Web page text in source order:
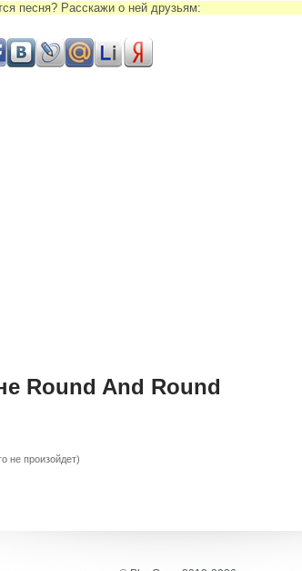
песня? Расскажи о ней друзьям:
Round And Round
не произойдет)